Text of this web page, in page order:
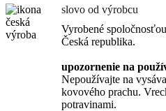
slovo od výrobcu
Vyrobené
Česká republika.
upozornenie na
Nepoužívajte na
kovového prachu.
potravinami.